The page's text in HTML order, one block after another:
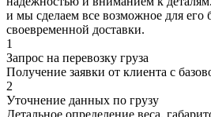
и мы сделаем все возможное для его
своевременной доставки.
1
Запрос на перевозку груза
Получение заявки от клиента с
2
Уточнение данных по грузу
Детальное определение веса,